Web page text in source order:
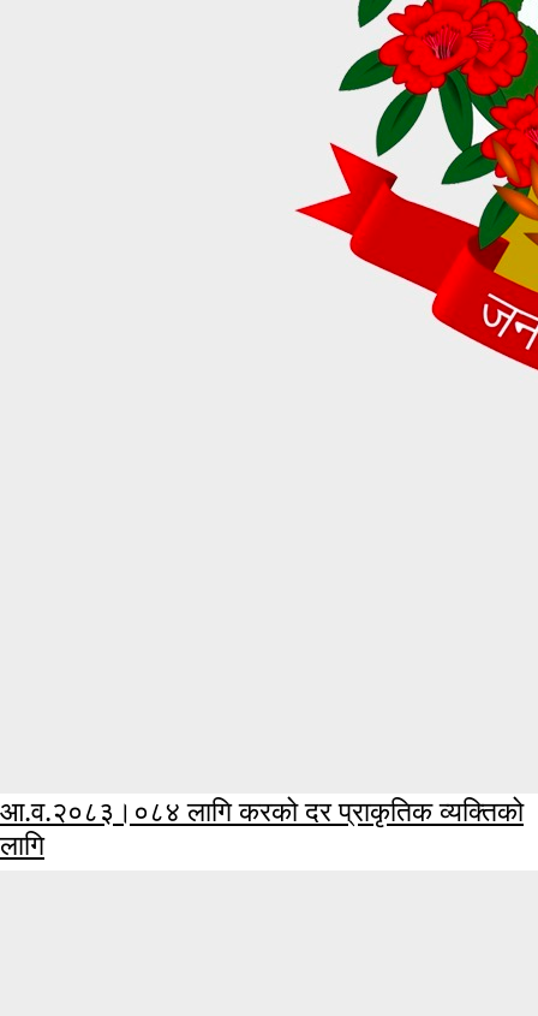
आ.व.२०८३।०८४ लागि करको दर प्राकृतिक व्यक्तिको
लागि